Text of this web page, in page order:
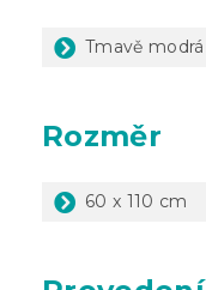
Tmavě modrá
Rozměr
60 x 110 cm